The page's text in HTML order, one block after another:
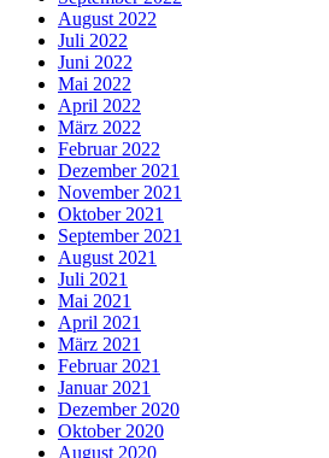
August 2022
Juli 2022
Juni 2022
Mai 2022
April 2022
März 2022
Februar 2022
Dezember 2021
November 2021
Oktober 2021
September 2021
August 2021
Juli 2021
Mai 2021
April 2021
März 2021
Februar 2021
Januar 2021
Dezember 2020
Oktober 2020
August 2020